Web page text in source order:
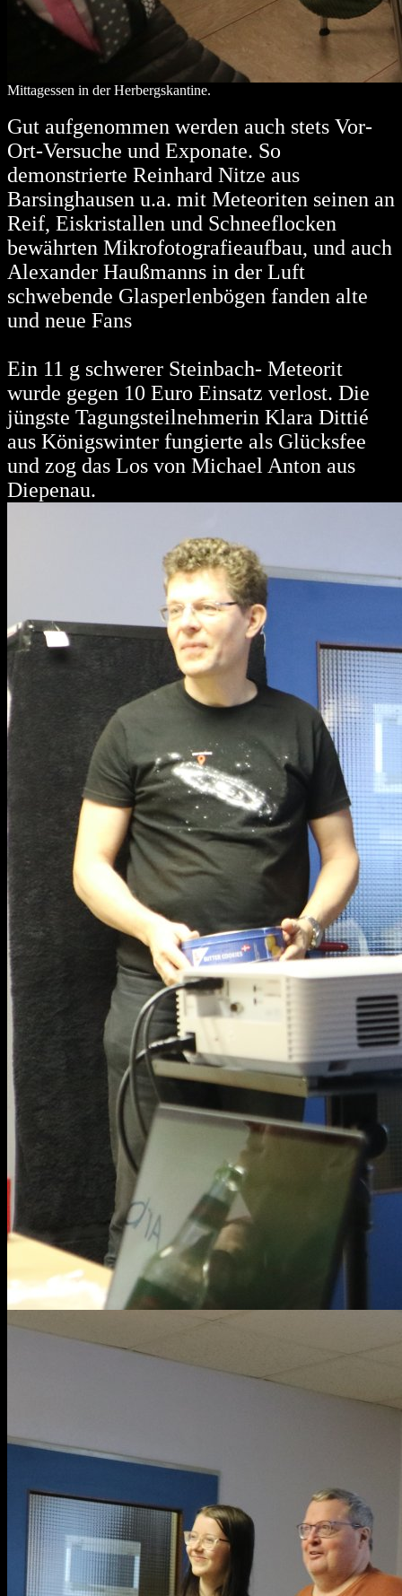
Mittagessen in der Herbergskantine.
Gut aufgenommen werden auch stets Vor-
Ort-Versuche und Exponate. So
demonstrierte Reinhard Nitze aus
Barsinghausen u.a. mit Meteoriten seinen an
Reif, Eiskristallen und Schneeflocken
bewährten Mikrofotografieaufbau, und auch
Alexander Haußmanns in der Luft
schwebende Glasperlenbögen fanden alte
und neue Fans
Ein 11 g schwerer Steinbach- Meteorit
wurde gegen 10 Euro Einsatz verlost. Die
jüngste Tagungsteilnehmerin Klara Dittié
aus Königswinter fungierte als Glücksfee
und zog das Los von Michael Anton aus
Diepenau.